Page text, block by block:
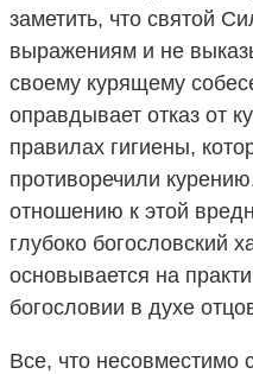
заметить, что святой
выражениям и не
своему курящему
оправдывает отказ от
правилах гигиены,
противоречили
отношению к этой
глубоко богословский
основывается на
богословии в духе
Все, что несовместимо